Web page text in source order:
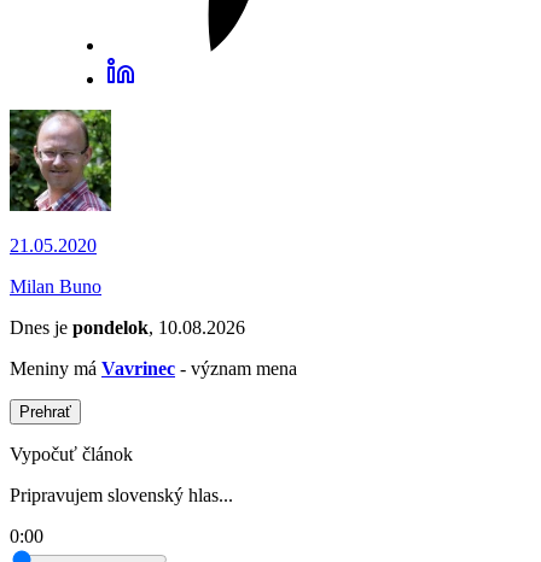
21.05.2020
Milan Buno
Dnes je pondelok, 10.08.2026
Meniny má Vavrinec - význam mena
Prehrať
Vypočuť článok
Pripravujem slovenský hlas...
0:00